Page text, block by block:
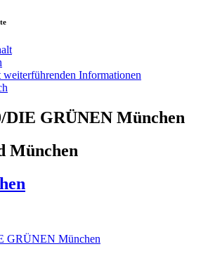
weiterführenden Informationen
DIE GRÜNEN München
München